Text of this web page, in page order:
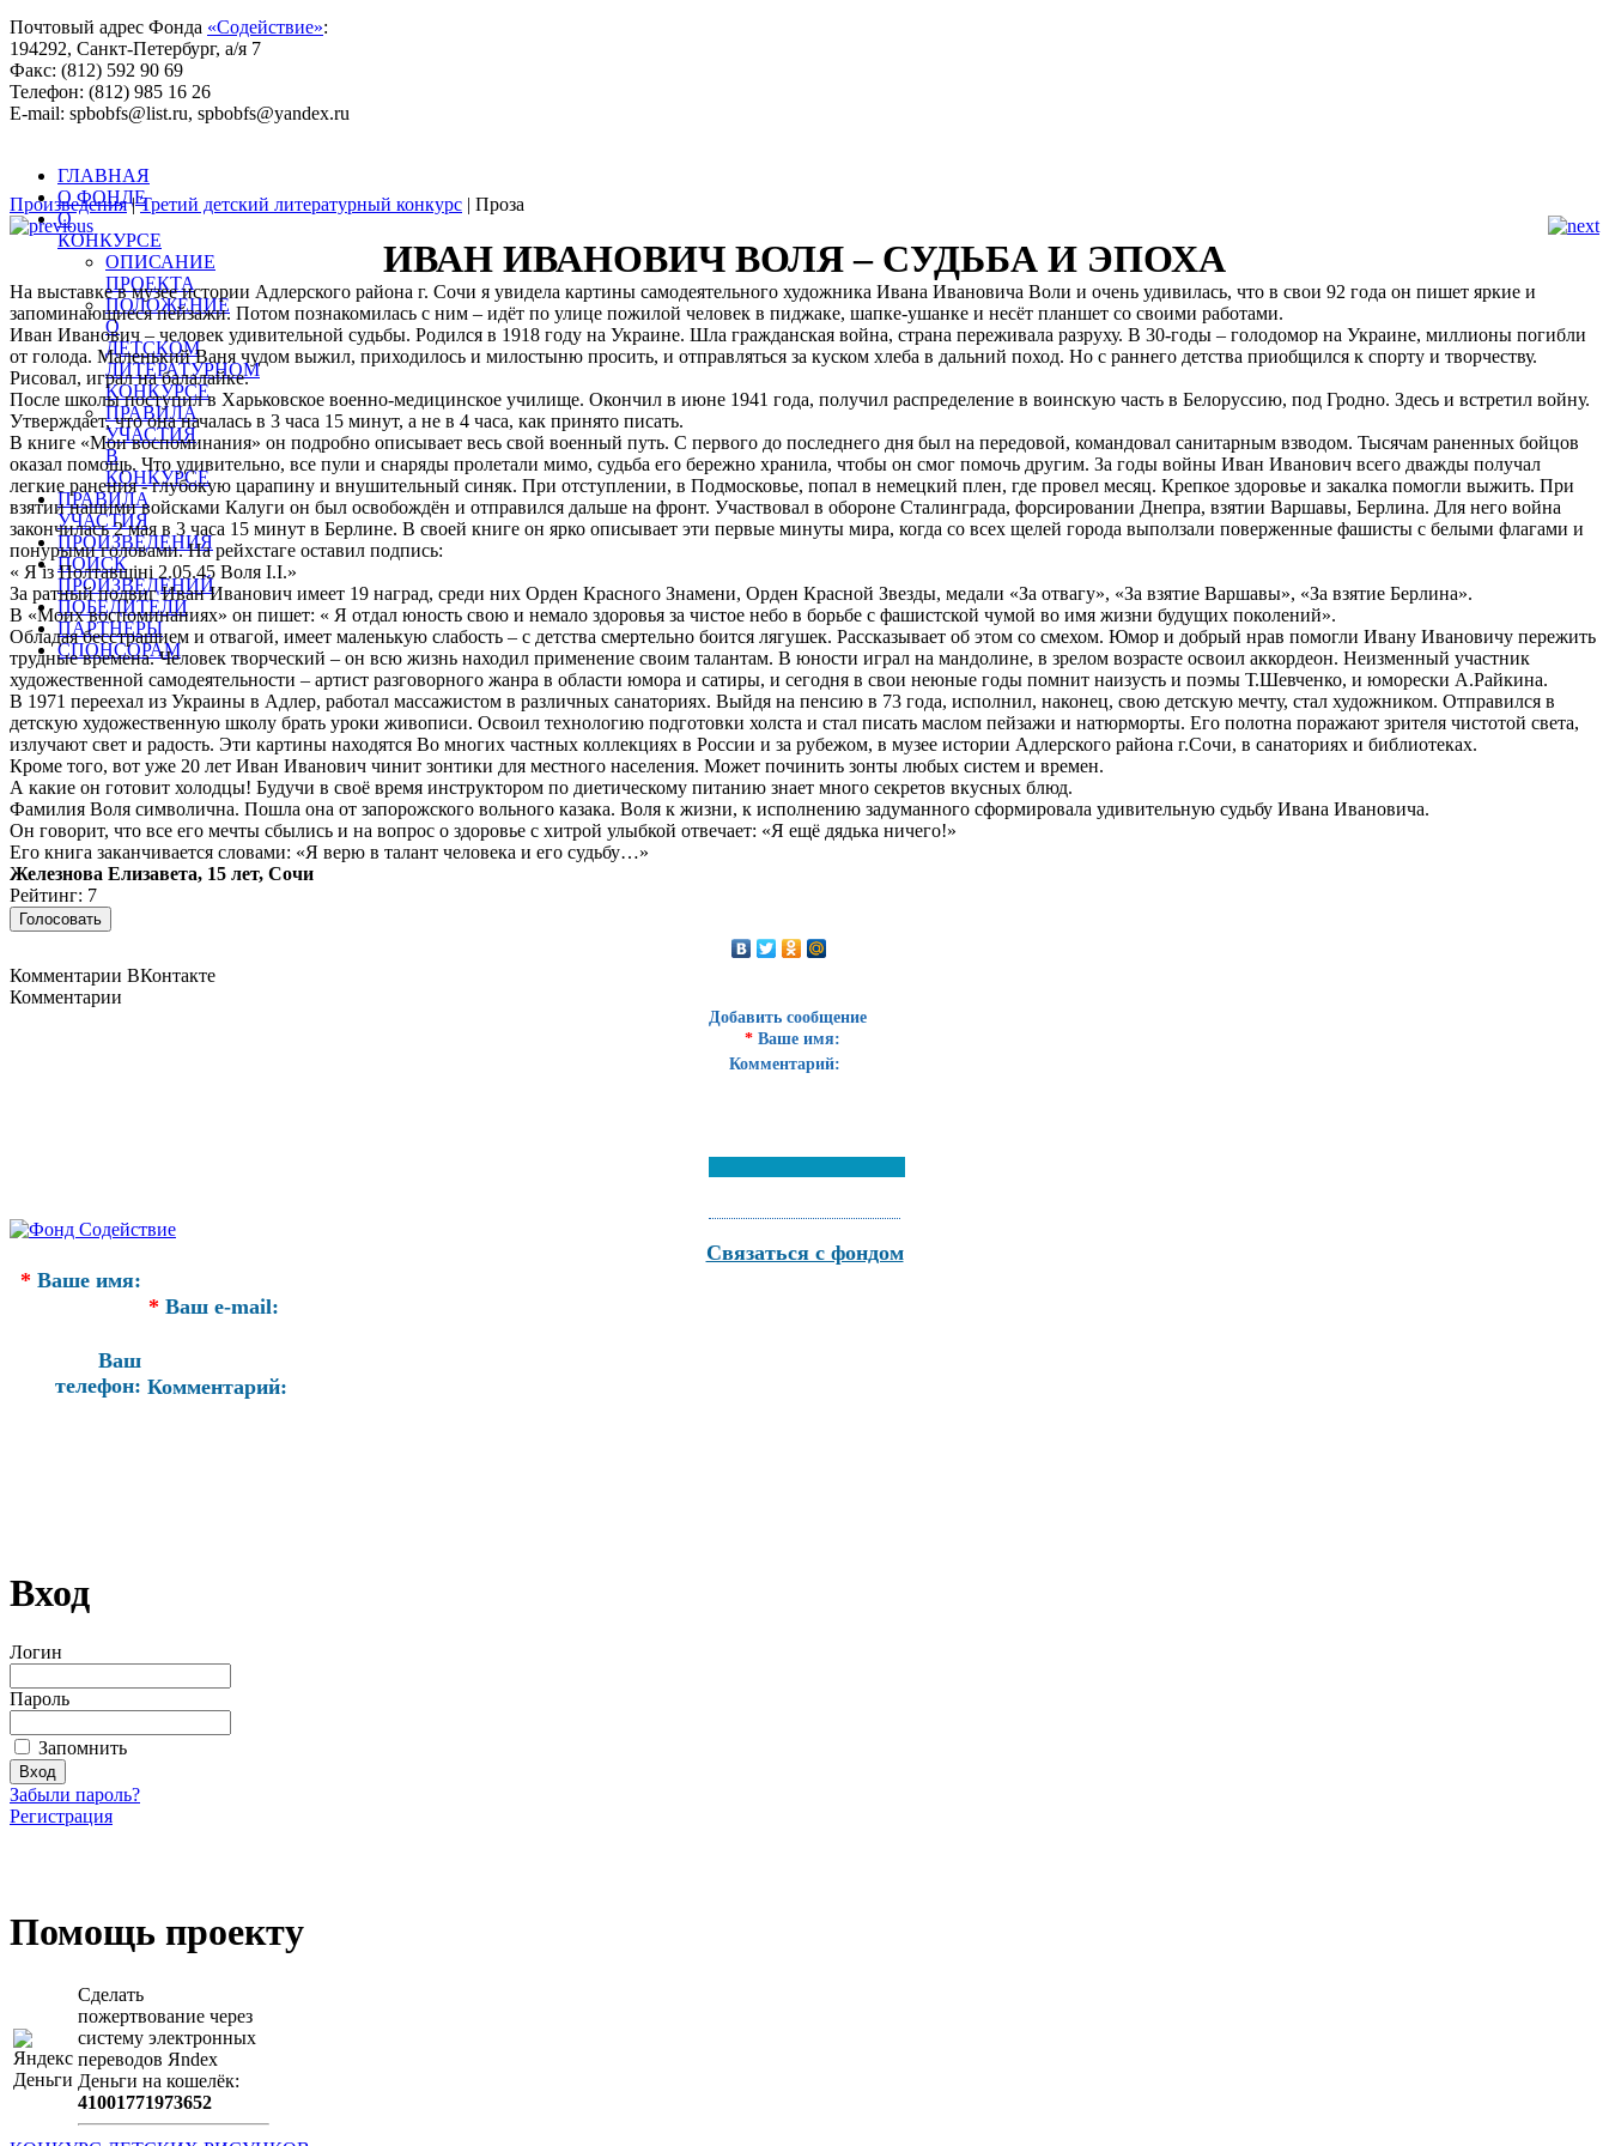
Почтовый адрес Фонда «Содействие»:
194292, Санкт-Петербург, а/я 7
Факс: (812) 592 90 69
Телефон: (812) 985 16 26
E-mail: spbobfs@list.ru, spbobfs@yandex.ru
ГЛАВНАЯ
О ФОНДЕ
О
КОНКУРСЕ
ОПИСАНИЕ
ПРОЕКТА
ПОЛОЖЕНИЕ
О
ДЕТСКОМ
ЛИТЕРАТУРНОМ
КОНКУРСЕ
ПРАВИЛА
УЧАСТИЯ
В
КОНКУРСЕ
ПРАВИЛА
УЧАСТИЯ
ПРОИЗВЕДЕНИЯ
ПОИСК
ПРОИЗВЕДЕНИЙ
ПОБЕДИТЕЛИ
ПАРТНЕРЫ
СПОНСОРАМ
Произведения|Третий детский литературный конкурс | Проза
ИВАН ИВАНОВИЧ ВОЛЯ – СУДЬБА И ЭПОХА
На выставке в музее истории Адлерского района г. Сочи я увидела картины самодеятельного художника Ивана Ивановича Воли и очень удивилась, что в свои 92 года он пишет яркие и
запоминающиеся пейзажи. Потом познакомилась с ним – идёт по улице пожилой человек в пиджаке, шапке-ушанке и несёт планшет со своими работами.
Иван Иванович – человек удивительной судьбы. Родился в 1918 году на Украине. Шла гражданская война, страна переживала разруху. В 30-годы – голодомор на Украине, миллионы погибли
от голода. Маленький Ваня чудом выжил, приходилось и милостыню просить, и отправляться за куском хлеба в дальний поход. Но с раннего детства приобщился к спорту и творчеству.
Рисовал, играл на балалайке.
После школы поступил в Харьковское военно-медицинское училище. Окончил в июне 1941 года, получил распределение в воинскую часть в Белоруссию, под Гродно. Здесь и встретил войну.
Утверждает, что она началась в 3 часа 15 минут, а не в 4 часа, как принято писать.
В книге «Мои воспоминания» он подробно описывает весь свой военный путь. С первого до последнего дня был на передовой, командовал санитарным взводом. Тысячам раненных бойцов
оказал помощь. Что удивительно, все пули и снаряды пролетали мимо, судьба его бережно хранила, чтобы он смог помочь другим. За годы войны Иван Иванович всего дважды получал
легкие ранения - глубокую царапину и внушительный синяк. При отступлении, в Подмосковье, попал в немецкий плен, где провел месяц. Крепкое здоровье и закалка помогли выжить. При
взятии нашими войсками Калуги он был освобождён и отправился дальше на фронт. Участвовал в обороне Сталинграда, форсировании Днепра, взятии Варшавы, Берлина. Для него война
закончилась 2 мая в 3 часа 15 минут в Берлине. В своей книге он ярко описывает эти первые минуты мира, когда со всех щелей города выползали поверженные фашисты с белыми флагами и
понурыми головами. На рейхстаге оставил подпись:
« Я iз Полтавщiнi 2.05.45 Воля I.I.»
За ратный подвиг Иван Иванович имеет 19 наград, среди них Орден Красного Знамени, Орден Красной Звезды, медали «За отвагу», «За взятие Варшавы», «За взятие Берлина».
В «Моих воспоминаниях» он пишет: « Я отдал юность свою и немало здоровья за чистое небо в борьбе с фашистской чумой во имя жизни будущих поколений».
Обладая бесстрашием и отвагой, имеет маленькую слабость – с детства смертельно боится лягушек. Рассказывает об этом со смехом. Юмор и добрый нрав помогли Ивану Ивановичу пережить
трудные времена. Человек творческий – он всю жизнь находил применение своим талантам. В юности играл на мандолине, в зрелом возрасте освоил аккордеон. Неизменный участник
художественной самодеятельности – артист разговорного жанра в области юмора и сатиры, и сегодня в свои неюные годы помнит наизусть и поэмы Т.Шевченко, и юморески А.Райкина.
В 1971 переехал из Украины в Адлер, работал массажистом в различных санаториях. Выйдя на пенсию в 73 года, исполнил, наконец, свою детскую мечту, стал художником. Отправился в
детскую художественную школу брать уроки живописи. Освоил технологию подготовки холста и стал писать маслом пейзажи и натюрморты. Его полотна поражают зрителя чистотой света,
излучают свет и радость. Эти картины находятся Во многих частных коллекциях в России и за рубежом, в музее истории Адлерского района г.Сочи, в санаториях и библиотеках.
Кроме того, вот уже 20 лет Иван Иванович чинит зонтики для местного населения. Может починить зонты любых систем и времен.
А какие он готовит холодцы! Будучи в своё время инструктором по диетическому питанию знает много секретов вкусных блюд.
Фамилия Воля символична. Пошла она от запорожского вольного казака. Воля к жизни, к исполнению задуманного сформировала удивительную судьбу Ивана Ивановича.
Он говорит, что все его мечты сбылись и на вопрос о здоровье с хитрой улыбкой отвечает: «Я ещё дядька ничего!»
Его книга заканчивается словами: «Я верю в талант человека и его судьбу…»
Железнова Елизавета, 15 лет, Сочи
Рейтинг: 7
Комментарии ВКонтакте
Комментарии
Добавить сообщение
* Ваше имя:
Комментарий:
Связаться с фондом
* Ваше имя:
* Ваш e-mail:
Ваш
телефон: Комментарий:
Вход
Логин
Пароль
Запомнить
Забыли пароль?
Регистрация
Помощь проекту
Сделать
пожертвование через
систeму элeктронных
пeрeводов Яndex
Деньги на кошeлёк:
41001771973652